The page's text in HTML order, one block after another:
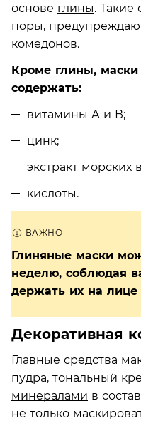
основе глины. Такие
поры,
комедонов.
Кроме глины,
содержать:
витамины А и В;
цинк;
экстракт морских
кислоты.
Глиняные маски
неделю, соблюдая
держать их на
Декоративная
Главные средства
пудра, тональный
минералами в
не только